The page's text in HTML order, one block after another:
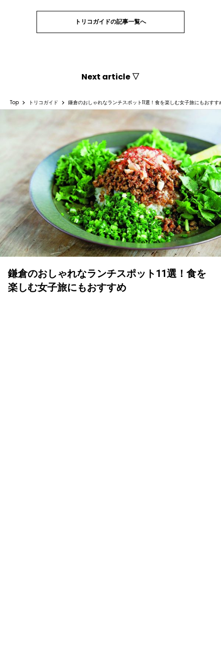
トリコガイドの記事一覧へ
Next article ▽
Top トリコガイド 鎌倉のおしゃれなランチスポット11選！食を楽しむ女子旅にもおすす
鎌倉のおしゃれなランチスポット11選！食を
楽しむ女子旅にもおすすめ